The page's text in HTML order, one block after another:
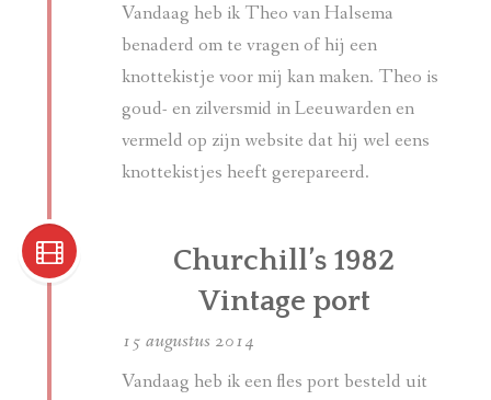
Vandaag heb ik Theo van Halsema
benaderd om te vragen of hij een
knottekistje voor mij kan maken. Theo is
goud- en zilversmid in Leeuwarden en
vermeld op zijn website dat hij wel eens
knottekistjes heeft gerepareerd.
Churchill’s 1982
Vintage port
15 augustus 2014
Vandaag heb ik een fles port besteld uit